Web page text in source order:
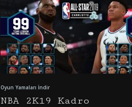
Oyun Yamaları İndir
NBA 2K19 Kadro